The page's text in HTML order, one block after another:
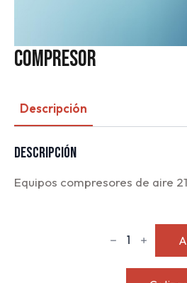
COMPRESOR
Descripción
Descripción
Equipos compresores de aire
cantidad